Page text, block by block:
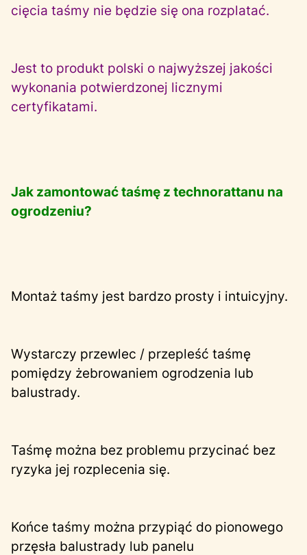
cięcia taśmy nie będzie się ona rozplatać.
Jest to produkt polski o najwyższej jakości
wykonania potwierdzonej licznymi
certyfikatami.
Jak zamontować taśmę z technorattanu na
ogrodzeniu?
Montaż taśmy jest bardzo prosty i intuicyjny.
Wystarczy przewlec / przepleść taśmę
pomiędzy żebrowaniem ogrodzenia lub
balustrady.
Taśmę można bez problemu przycinać bez
ryzyka jej rozplecenia się.
Końce taśmy można przypiąć do pionowego
przęsła balustrady lub panelu